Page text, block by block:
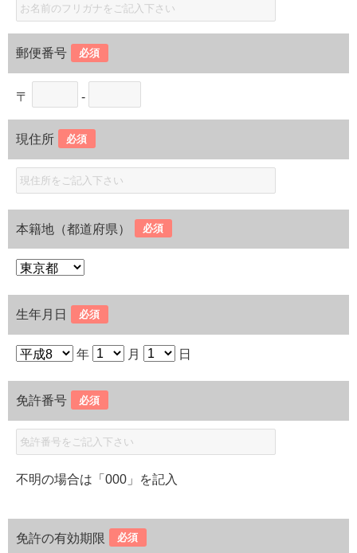
郵便番号 必須
〒 -
現住所 必須
本籍地（都道府県） 必須
生年月日 必須
年 月 日
免許番号 必須
不明の場合は「000」を記入
免許の有効期限 必須